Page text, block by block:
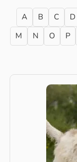
A B C D
M
N O P